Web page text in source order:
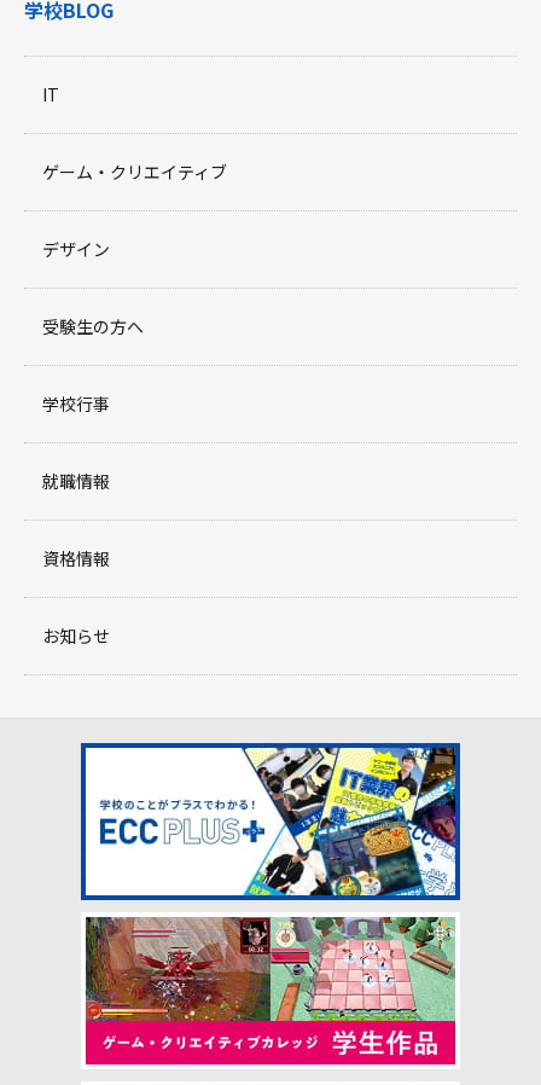
学校BLOG
IT
ゲーム・クリエイティブ
デザイン
受験生の方へ
学校行事
就職情報
資格情報
お知らせ